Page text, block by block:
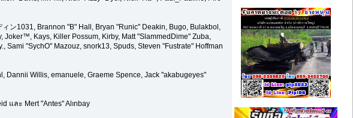
ン1031, Brannon "B" Hall, Bryan "Runic" Deakin, Bugo, Bulakbol,
Kays, Killer Possum, Kirby, Matt "SlammedDime" Zuba,
Sami "SychO" Mazouz, snork13, Spuds, Steven "Fustrate" Hoffman
Dannii Willis, emanuele, Graeme Spence, Jack "akabugeyes"
และ Mert "Antes" Alınbay